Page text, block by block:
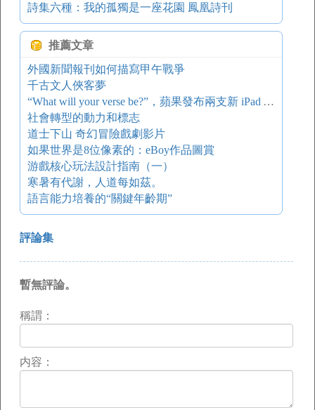
詩集六種：我的孤獨是一座花園 鳳凰詩刊
推薦文章
外國新聞報刊如何描寫甲午戰爭
千古文人俠客夢
“What will your verse be?”，蘋果發布兩支新 iPad Air 廣告
社會轉型的動力和標志
道士下山 奇幻冒險戲劇影片
如果世界是8位像素的：eBoy作品圖賞
游戲核心玩法設計指南（一）
寒暑有代謝，人道每如茲。
語言能力培養的“關鍵年齡期”
評論集
暫無評論。
稱謂：
内容：